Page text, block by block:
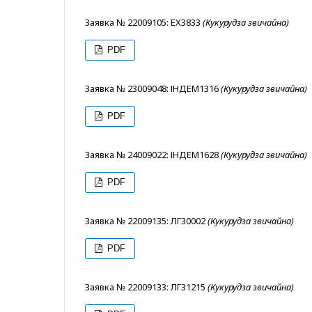
Заявка № 22009105: ЕХ3833 (Кукурудза звичайна)
PDF
Заявка № 23009048: ІНДЕМ1316(Кукурудза звичайна)
PDF
Заявка № 24009022: ІНДЕМ1628(Кукурудза звичайна)
PDF
Заявка № 22009135: ЛГ30002(Кукурудза звичайна)
PDF
Заявка № 22009133: ЛГ31215 (Кукурудза звичайна)